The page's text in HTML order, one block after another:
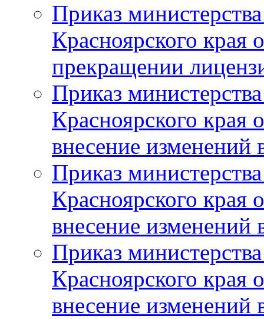
Приказ
Красноярского
прекращении
Приказ
Красноярского
внесение изменений
Приказ
Красноярского
внесение изменений
Приказ
Красноярского
внесение изменений